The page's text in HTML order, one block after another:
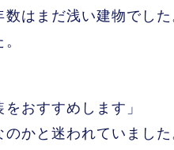
はまだ浅い建物でし
おすすめします」
かと迷われていました